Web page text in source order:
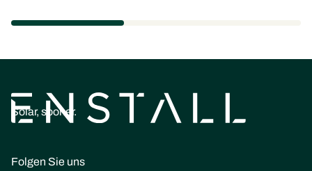
Solar, sooner.
Folgen Sie uns